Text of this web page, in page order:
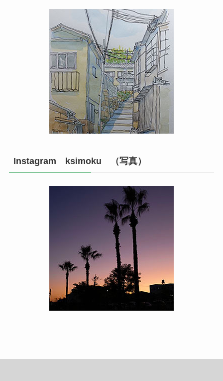
Instagram ksimoku （写真）